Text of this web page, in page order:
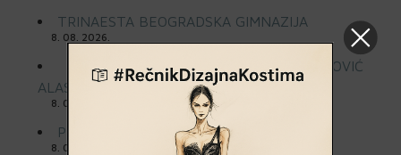
TRINAESTA BEOGRADSKA GIMNAZIJA
8. 08. 2026.
DEVETA GIMNAZIJA „MIHAILO PETROVIĆ
ALAS“
8. 08. 2026.
PRVA BEOGRADSKA GIMNAZIJA
8. 08. 2026.